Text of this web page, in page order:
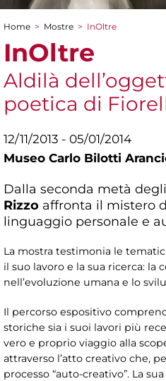
Tu sei qui
Home > Mostre > InOltre
InOltre
Aldilà
poetica di
12/11/2013 - 05/01/2014
Museo Carlo Bilotti
Dalla seconda metà
Rizzo affronta il mistero
linguaggio personale e
La mostra testimonia le
il suo lavoro e la sua ricerca: la
nell’evoluzione umana e lo
Il percorso espositivo
storiche sia i suoi lavori più
vero e proprio viaggio alla
attraverso l’atto creativo che,
processo “auto-creativo”. La